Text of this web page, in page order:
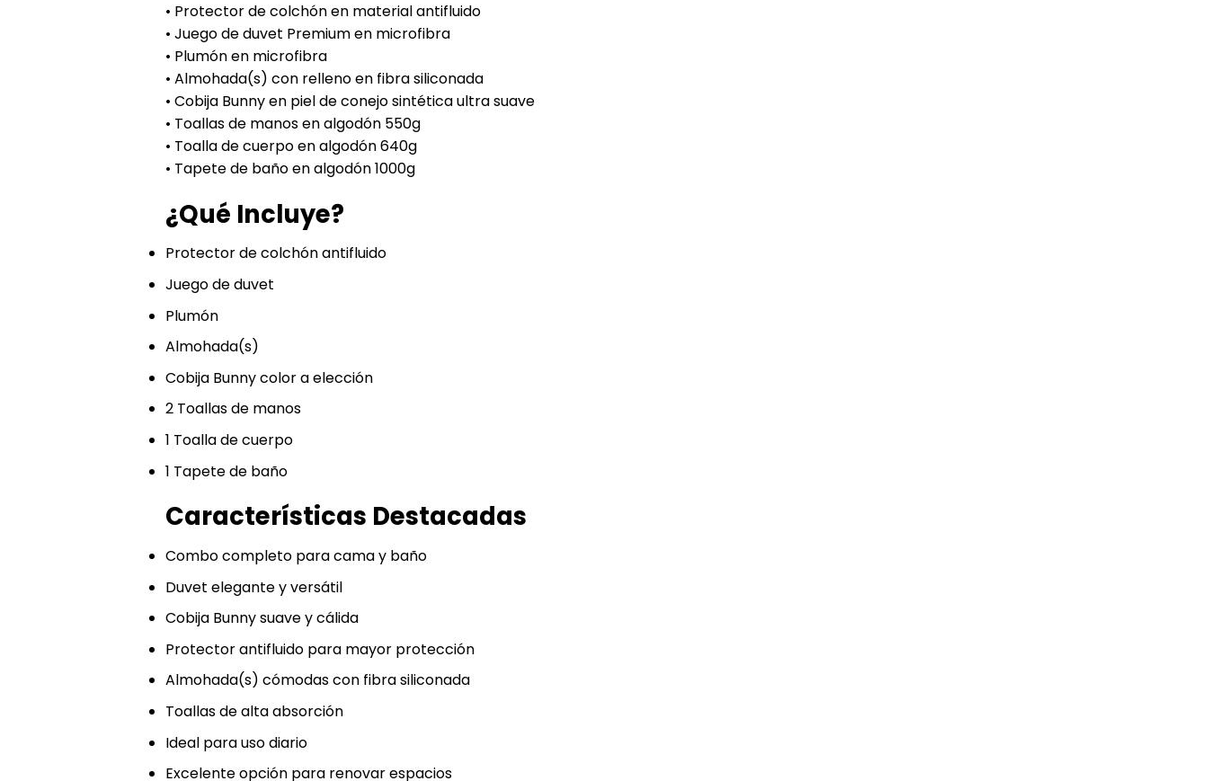
• Protector de colchón en material antifluido
• Juego de duvet Premium en microfibra
• Plumón en microfibra
• Almohada(s) con relleno en fibra siliconada
• Cobija Bunny en piel de conejo sintética ultra suave
• Toallas de manos en algodón 550g
• Toalla de cuerpo en algodón 640g
• Tapete de baño en algodón 1000g
¿Qué Incluye?
Protector de colchón antifluido
Juego de duvet
Plumón
Almohada(s)
Cobija Bunny color a elección
2 Toallas de manos
1 Toalla de cuerpo
1 Tapete de baño
Características Destacadas
Combo completo para cama y baño
Duvet elegante y versátil
Cobija Bunny suave y cálida
Protector antifluido para mayor protección
Almohada(s) cómodas con fibra siliconada
Toallas de alta absorción
Ideal para uso diario
Excelente opción para renovar espacios